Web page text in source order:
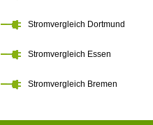
Stromvergleich Dortmund
Stromvergleich Essen
Stromvergleich Bremen